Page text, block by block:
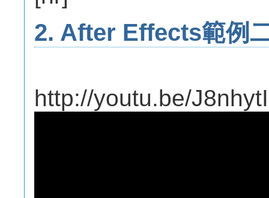
2. After Effects範例
http://youtu.be/